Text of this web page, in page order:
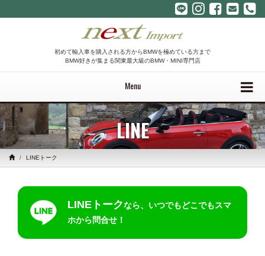
初めて輸入車を購入される方からBMWを極めている方まで
BMW好きが集まる関東最大級のBMW・MINI専門店
Menu
LINE
LINEトーク
LINEトークなら、いつでもどこでもスマ
ホから問合せ！